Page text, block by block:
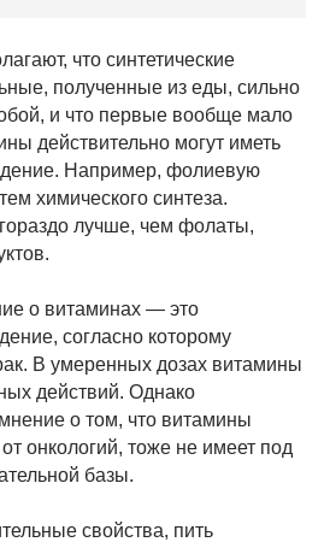
что синтетические
полученные из еды, сильно
и что первые вообще мало
действительно могут иметь
Например, фолиевую
химического синтеза.
лучше, чем фолаты,
о витаминах — это
согласно которому
В умеренных дозах витамины
действий. Однако
о том, что витамины
онкологий, тоже не имеет под
базы.
свойства, пить